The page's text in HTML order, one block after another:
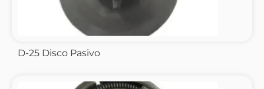
D-25 Disco Pasivo